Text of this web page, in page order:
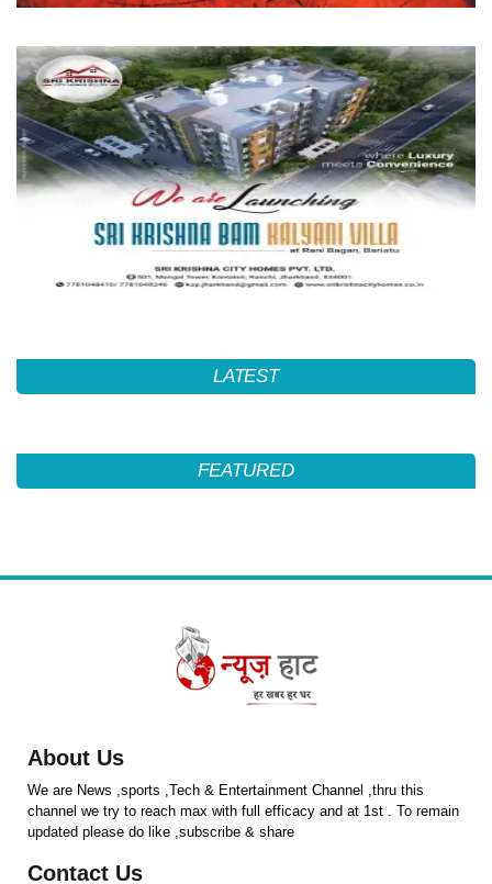
LATEST
FEATURED
About Us
We are News ,sports ,Tech & Entertainment Channel ,thru this
channel we try to reach max with full efficacy and at 1st . To remain
updated please do like ,subscribe & share
Contact Us